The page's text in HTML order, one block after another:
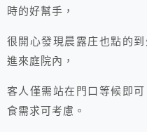
時的好幫手，
很開心發現晨露庄也點的
進來庭院內，
客人僅需站在門口等候即
食需求可考慮。